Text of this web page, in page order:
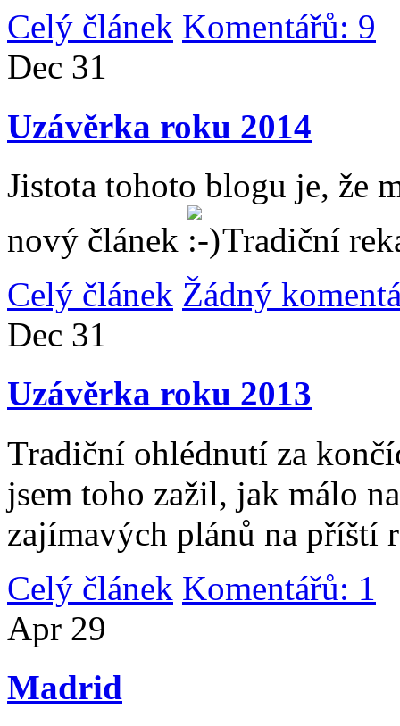
Celý článek Komentářů: 9
Dec 31
Uzávěrka roku 2014
Jistota tohoto blogu je, že
nový článek
Tradiční
Celý článek Žádný
Dec 31
Uzávěrka roku 2013
Tradiční ohlédnutí za
jsem toho zažil, jak málo
zajímavých plánů na příští
Celý článek Komentářů: 1
Apr 29
Madrid